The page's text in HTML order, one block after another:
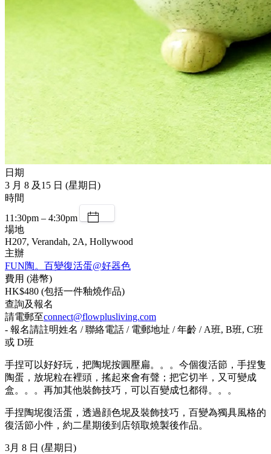
日期
3 月 8 及15 日 (星期日)
時間
11:30pm – 4:30pm
場地
H207, Verandah, 2A, Hollywood
主辦
FUN陶。百變復活蛋@好器色
費用 (港幣)
HK$480 (包括一件釉燒作品)
查詢及報名
請電郵至connect@flowplusliving.com
- 報名請註明姓名 / 聯絡電話 / 電郵地址 / 年齡 / A班, B班, C班
或 D班
手捏可以好好玩，把陶坭按圓壓扁。。。今個復活節，手捏隻
陶蛋，放坭粒在裡頭，搖起來會有聲；把它切半，又可變成
盒。。。再加其他裝飾技巧，可以百變成乜都得。。。
手捏陶坭復活蛋，透過顔色坭及裝飾技巧，百變為獨具風格的
復活節小件，約二星期後到店領取燒製後作品。
3月 8 日 (星期日)